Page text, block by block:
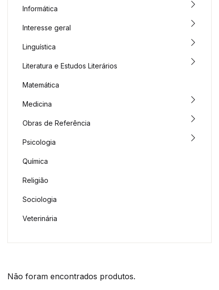
Não foram encontrados produtos.
Informática
Interesse geral
Linguística
Literatura e Estudos Literários
Matemática
Medicina
Obras de Referência
Psicologia
Química
Religião
Sociologia
Veterinária